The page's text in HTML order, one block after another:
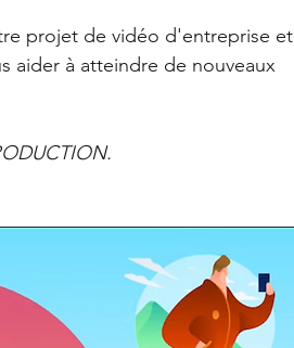
projet de vidéo d'entreprise et
aider à atteindre de nouveaux